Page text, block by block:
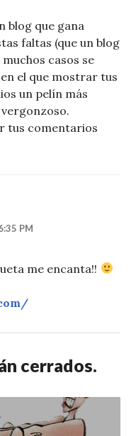
blog que gana
faltas (que un blog
casos se
el que mostrar tus
un pelín más
tus comentarios
PM
me encanta!!
cerrados.